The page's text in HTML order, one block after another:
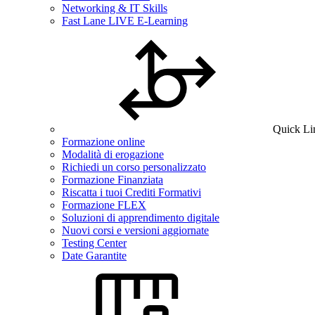
Networking & IT Skills
Fast Lane LIVE E-Learning
Quick
Formazione online
Modalità di erogazione
Richiedi un corso personalizzato
Formazione Finanziata
Riscatta i tuoi Crediti Formativi
Formazione FLEX
Soluzioni di apprendimento digitale
Nuovi corsi e versioni aggiornate
Testing Center
Date Garantite